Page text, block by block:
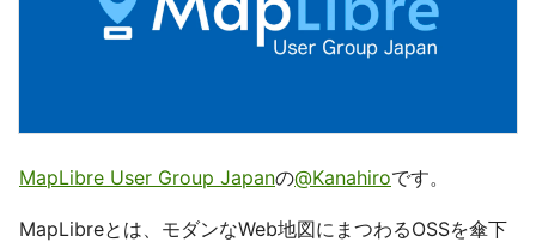
MapLibre User Group Japanの@Kanahiroです。
MapLibreとは、モダンなWeb地図にまつわるOSSを傘下